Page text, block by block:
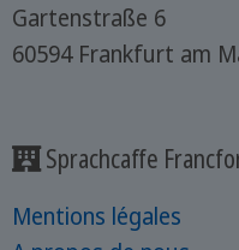
Gartenstraße 6
60594 Frankfurt am
Sprachcaffe
Mentions légales